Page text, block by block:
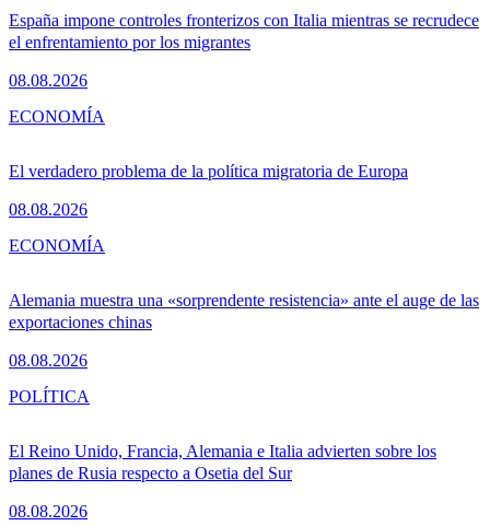
España impone controles fronterizos con Italia mientras se recrudece
el enfrentamiento por los migrantes
08.08.2026
El verdadero problema de la política migratoria de Europa
08.08.2026
ECONOMÍA
Alemania muestra una «sorprendente resistencia» ante el auge de las
exportaciones chinas
08.08.2026
ECONOMÍA
El Reino Unido, Francia, Alemania e Italia advierten sobre los
planes de Rusia respecto a Osetia del Sur
08.08.2026
POLÍTICA